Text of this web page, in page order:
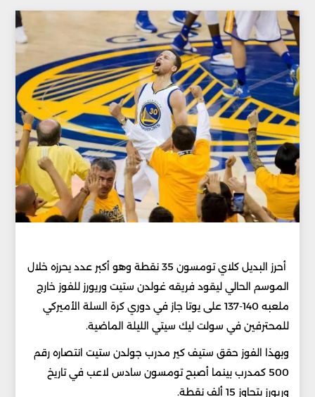
أحرز البديل كلاي تومسون 35 نقطة وهو أكبر عدد يحرزه خلال
الموسم الحالي ليقود فريقه غولدن ستيت وريورز للفوز خارج
ملعبه 140-137 على يوتا جاز في دوري كرة السلة الأميركي
للمحترفين في سولت ليك سيتي الليلة الماضية.
وبهذا الفوز حقق ستيف كير مدرب جولدن ستيت انتصاره رقم
500 كمدرب بينما أصبح تومسون سادس لاعب في تاريخ
وريورز يتجاوز 15 ألف نقطة.